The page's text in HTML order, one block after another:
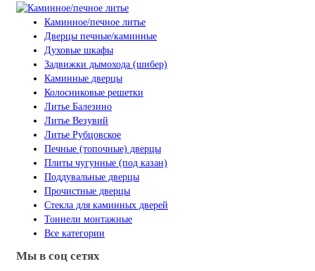
Каминное/печное литье
Дверцы печные/каминные
Духовые шкафы
Задвижки дымохода (шибер)
Каминные дверцы
Колосниковые решетки
Литье Балезино
Литье Везувий
Литье Рубцовское
Печные (топочные) дверцы
Плиты чугунные (под казан)
Поддувальные дверцы
Прочистные дверцы
Стекла для каминных дверей
Тоннели монтажные
Все категории
Мы в соц сетях